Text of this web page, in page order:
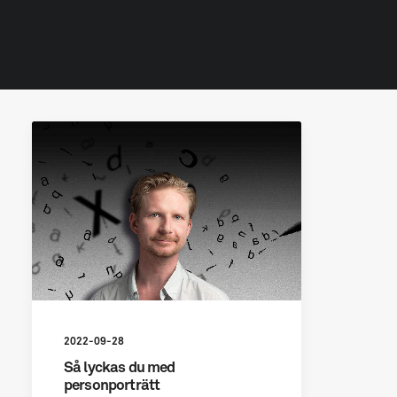
2022-09-28
Så lyckas du med
personporträtt